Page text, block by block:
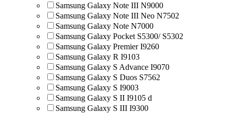
Samsung Galaxy Note III N9000
Samsung Galaxy Note III Neo N7502
Samsung Galaxy Note N7000
Samsung Galaxy Pocket S5300/ S5302
Samsung Galaxy Premier I9260
Samsung Galaxy R I9103
Samsung Galaxy S Advance I9070
Samsung Galaxy S Duos S7562
Samsung Galaxy S I9003
Samsung Galaxy S II I9105 d
Samsung Galaxy S III I9300